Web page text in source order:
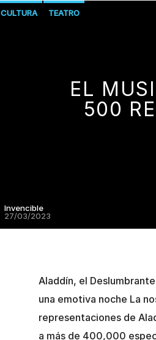
CULTURA TEATRO
EL
500
Invencible
27/03/2023
Aladdín, el
una emotiva noche La
representaciones de
a más de 400,000